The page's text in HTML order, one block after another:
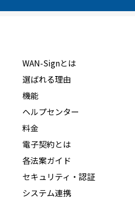
WAN-Signとは
選ばれる理由
機能
ヘルプセンター
料金
電子契約とは
各法案ガイド
セキュリティ・認証
システム連携